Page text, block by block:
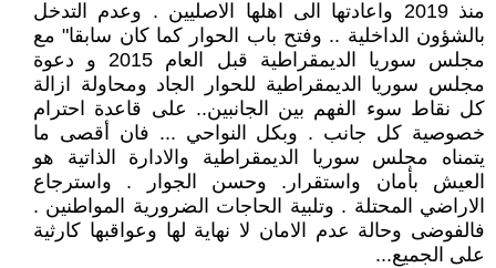
منذ 2019 واعادتها الى اهلها الاصليين . وعدم التدخل
بالشؤون الداخلية .. وفتح باب الحوار كما كان سابقا" مع
مجلس سوريا الديمقراطية قبل العام 2015 و دعوة
مجلس سوريا الديمقراطية للحوار الجاد ومحاولة ازالة
كل نقاط سوء الفهم بين الجانبين.. على قاعدة احترام
خصوصية كل جانب . وبكل النواحي ... فان أقصى ما
يتمناه مجلس سوريا الديمقراطية والادارة الذاتية هو
العيش بأمان واستقرار. وحسن الجوار . واسترجاع
الاراضي المحتلة . وتلبية الحاجات الضرورية المواطنين .
فالفوضى وحالة عدم الامان لا نهاية لها وعواقبها كارثية
على الجميع...